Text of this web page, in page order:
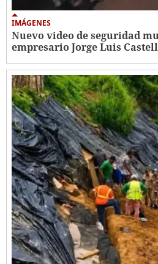
IMÁGENES
Nuevo video de seguridad
empresario Jorge Luis